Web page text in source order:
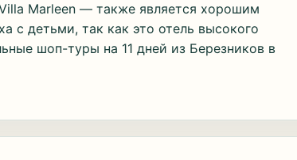
Marleen — также является хорошим
с детьми, так как это отель высокого
шоп-туры на 11 дней из Березников в